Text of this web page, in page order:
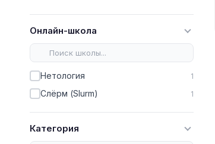
Онлайн-школа
Нетология 1
Слёрм (Slurm) 1
Категория